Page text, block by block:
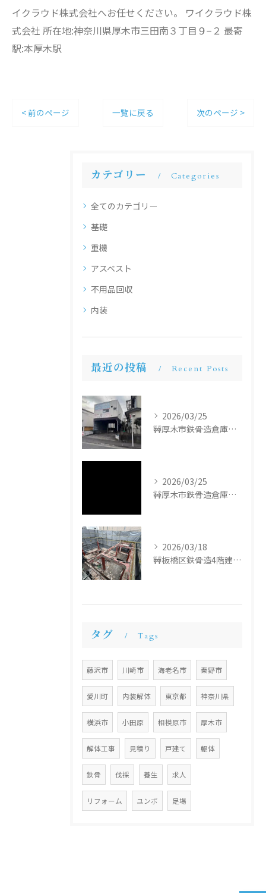
イクラウド株式会社へお任せください。 ワイクラウド株
式会社 所在地:神奈川県厚木市三田南３丁目９−２ 最寄
駅:本厚木駅
< 前のページ 一覧に戻る 次のページ >
カテゴリー Categories
全てのカテゴリー
基礎
重機
アスベスト
不用品回収
内装
最近の投稿 Recent Posts
2026/03/25
🚧厚木市鉄骨造倉庫解体工事🚧
2026/03/25
🚧厚木市鉄骨造倉庫解体工事🚧
2026/03/18
🚧板橋区鉄骨造4階建て解体工事🚧
タグ Tags
藤沢市 川崎市 海老名市 秦野市
愛川町 内装解体 東京都 神奈川県
横浜市 小田原 相模原市 厚木市
解体工事 見積り 戸建て 躯体
鉄骨 伐採 養生 求人
リフォーム ユンボ 足場